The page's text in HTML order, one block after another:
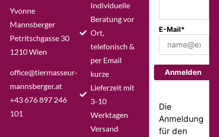
Yvonne
Mannsberger
Petritschgasse 30
1210 Wien
office@tiermasseur-
mannsberger.at
+43 676 897 246
101
Individuelle
Beratung vor
Ort,
telefonisch &
per Email
kurze
Lieferzeit mit
3-10
Werktagen
Versand
E-Mail*
Anmelden
Die
Anmeldung
für den